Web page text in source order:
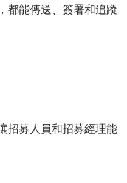
都能傳送、簽署和追蹤
招募人員和招募經理能